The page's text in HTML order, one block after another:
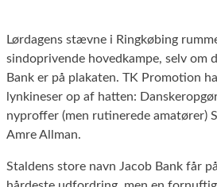
Lørdagens stævne i Ringkøbing
sindoprivende hovedkampe, selv om
Bank er på plakaten. TK Promotion
lynkineser op af hatten:
nyproffer (men rutinerede amatører)
Amre Allman.
Staldens store navn Jacob Bank får